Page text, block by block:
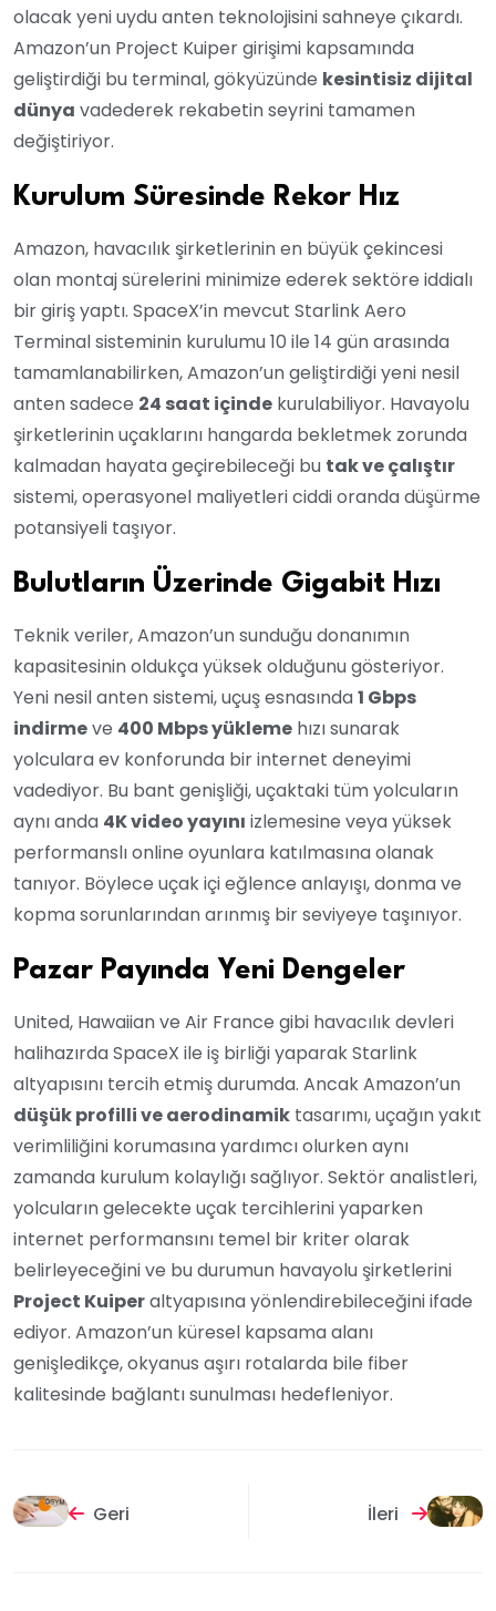
olacak yeni uydu anten teknolojisini sahneye çıkardı.
Amazon’un Project Kuiper girişimi kapsamında
geliştirdiği bu terminal, gökyüzünde kesintisiz dijital
dünya vadederek rekabetin seyrini tamamen
değiştiriyor.
Kurulum Süresinde Rekor Hız
Amazon, havacılık şirketlerinin en büyük çekincesi
olan montaj sürelerini minimize ederek sektöre iddialı
bir giriş yaptı. SpaceX’in mevcut Starlink Aero
Terminal sisteminin kurulumu 10 ile 14 gün arasında
tamamlanabilirken, Amazon’un geliştirdiği yeni nesil
anten sadece 24 saat içinde kurulabiliyor. Havayolu
şirketlerinin uçaklarını hangarda bekletmek zorunda
kalmadan hayata geçirebileceği bu tak ve çalıştır
sistemi, operasyonel maliyetleri ciddi oranda düşürme
potansiyeli taşıyor.
Bulutların Üzerinde Gigabit Hızı
Teknik veriler, Amazon’un sunduğu donanımın
kapasitesinin oldukça yüksek olduğunu gösteriyor.
Yeni nesil anten sistemi, uçuş esnasında1 Gbps
indirmeve 400 Mbps yükleme hızı sunarak
yolculara ev konforunda bir internet deneyimi
vadediyor. Bu bant genişliği, uçaktaki tüm yolcuların
aynı anda 4K video yayını izlemesine veya yüksek
performanslı online oyunlara katılmasına olanak
tanıyor. Böylece uçak içi eğlence anlayışı, donma ve
kopma sorunlarından arınmış bir seviyeye taşınıyor.
Pazar Payında Yeni Dengeler
United, Hawaiian ve Air France gibi havacılık devleri
halihazırda SpaceX ile iş birliği yaparak Starlink
altyapısını tercih etmiş durumda. Ancak Amazon’un
düşük profilli ve aerodinamik tasarımı, uçağın yakıt
verimliliğini korumasına yardımcı olurken aynı
zamanda kurulum kolaylığı sağlıyor. Sektör analistleri,
yolcuların gelecekte uçak tercihlerini yaparken
internet performansını temel bir kriter olarak
belirleyeceğini ve bu durumun havayolu şirketlerini
Project Kuiperaltyapısına yönlendirebileceğini ifade
ediyor. Amazon’un küresel kapsama alanı
genişledikçe, okyanus aşırı rotalarda bile fiber
kalitesinde bağlantı sunulması hedefleniyor.
Geri İleri